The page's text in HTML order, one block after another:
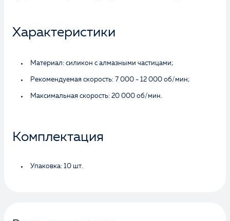
Характеристики
Материал: силикон с алмазными частицами;
Рекомендуемая скорость: 7 000 - 12 000 об/мин;
Максимальная скорость: 20 000 об/мин.
Комплектация
Упаковка: 10 шт.